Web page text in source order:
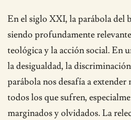
En el siglo XXI, la parábola del
siendo profundamente
teológica y la acción social. En
la desigualdad, la
parábola nos desafía a extender
todos los que sufren,
marginados y olvidados. La